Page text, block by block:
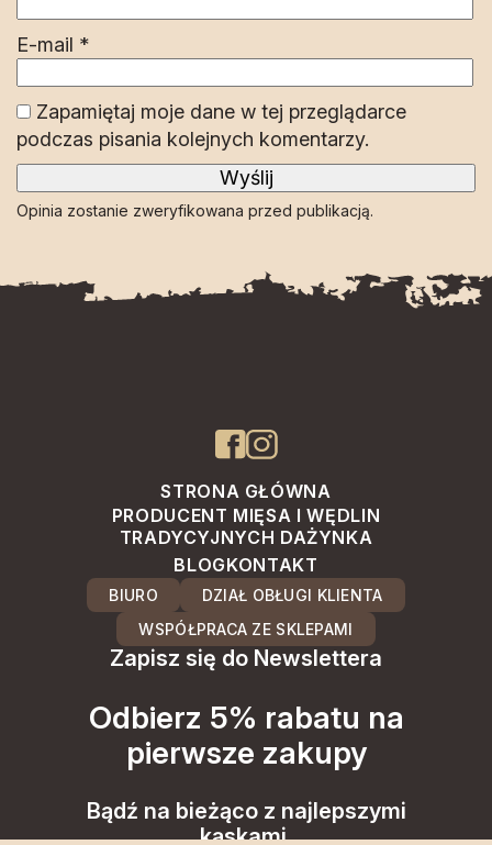
E-mail *
Zapamiętaj moje dane w tej przeglądarce
podczas pisania kolejnych komentarzy.
Opinia zostanie zweryfikowana przed publikacją.
STRONA GŁÓWNA
PRODUCENT MIĘSA I WĘDLIN
TRADYCYJNYCH DAŻYNKA
BLOGKONTAKT
BIURO
DZIAŁ OBŁUGI KLIENTA
WSPÓŁPRACA ZE SKLEPAMI
Zapisz się do Newslettera
Odbierz 5% rabatu na
pierwsze zakupy
Bądź na bieżąco z najlepszymi
kąskami.